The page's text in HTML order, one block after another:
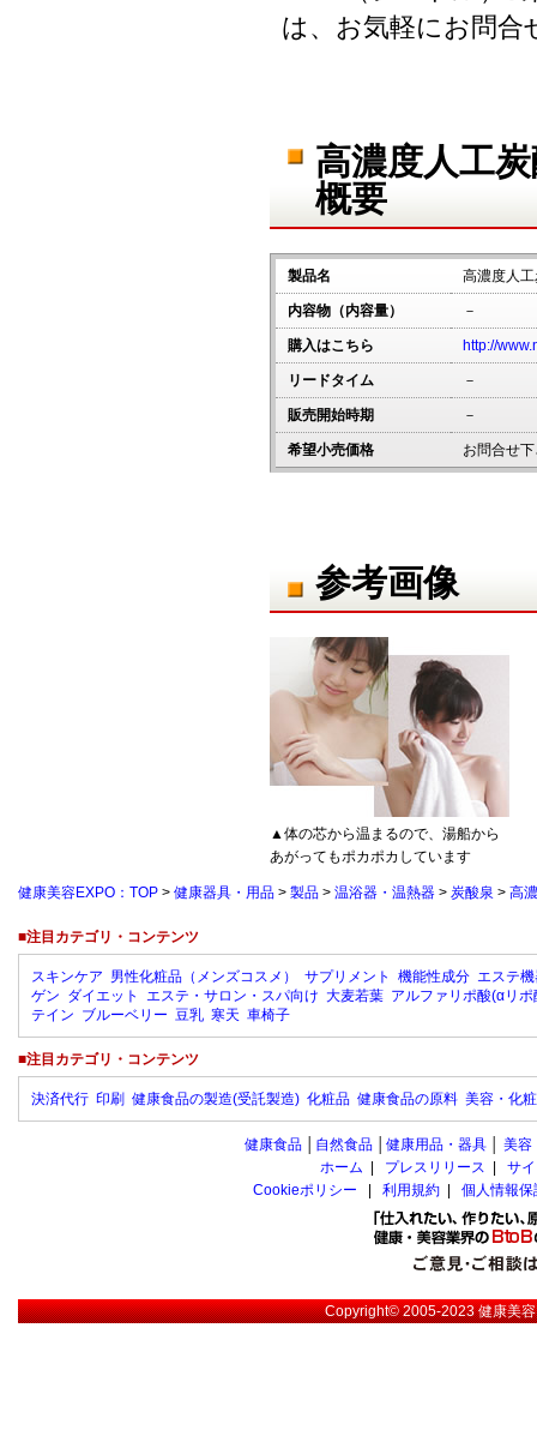
は、お気軽にお問合
高濃度人工
概要
製品名 高濃度人
内容物（内容量） －
購入はこちら http://
リードタイム －
販売開始時期 －
希望小売価格 お問合せ
参考画像
▲体の芯から温まるので、湯船から
あがってもポカポカしています
健康美容EXPO：TOP > 健康器具・用品 > 製品 > 温浴器・温熱器 > 炭酸泉 > 高
■注目カテゴリ・コンテンツ
スキンケア 男性化粧品（メンズコスメ） サプリメント 機能性成分 エステ
ゲン ダイエット エステ・サロン・スパ向け 大麦若葉 アルファリポ酸(αリポ
テイン ブルーベリー 豆乳 寒天 車椅子
■注目カテゴリ・コンテンツ
決済代行 印刷 健康食品の製造(受託製造) 化粧品 健康食品の原料 美容・化
健康食品 自然食品 健康用品・器具 美容
ホーム
プレスリリース
サ
Cookieポリシー
利用規約 個人情報
Copyright© 2005-2023健康美